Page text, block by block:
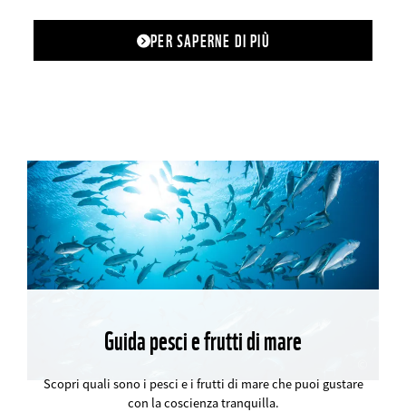
PER SAPERNE DI PIÙ
Guida pesci e frutti di mare
Scopri quali sono i pesci e i frutti di mare che puoi gustare
con la coscienza tranquilla.